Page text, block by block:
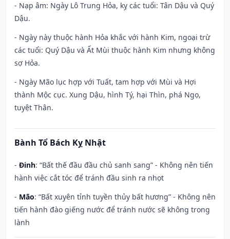
- Nạp âm: Ngày Lô Trung Hỏa, kỵ các tuổi: Tân Dậu và Quý
Dậu.
- Ngày này thuộc hành Hỏa khắc với hành Kim, ngoại trừ
các tuổi: Quý Dậu và Ất Mùi thuộc hành Kim nhưng không
sợ Hỏa.
- Ngày Mão lục hợp với Tuất, tam hợp với Mùi và Hợi
thành Mộc cục. Xung Dậu, hình Tý, hại Thìn, phá Ngọ,
tuyệt Thân.
Bành Tổ Bách Kỵ Nhật
- Đinh: “Bất thế đầu đầu chủ sanh sang” - Không nên tiến
hành việc cắt tóc để tránh đầu sinh ra nhọt
- Mão: “Bất xuyên tỉnh tuyền thủy bất hương” - Không nên
tiến hành đào giếng nước để tránh nước sẽ không trong
lành